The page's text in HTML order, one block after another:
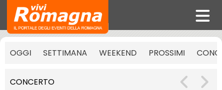
OGGI SETTIMANA WEEKEND PROSSIMI
CONCERTO